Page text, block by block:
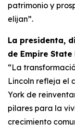
patrimonio y
elijan”.
La presidenta,
de Empire
“La
Lincoln refleja el
York de
pilares para la
crecimiento